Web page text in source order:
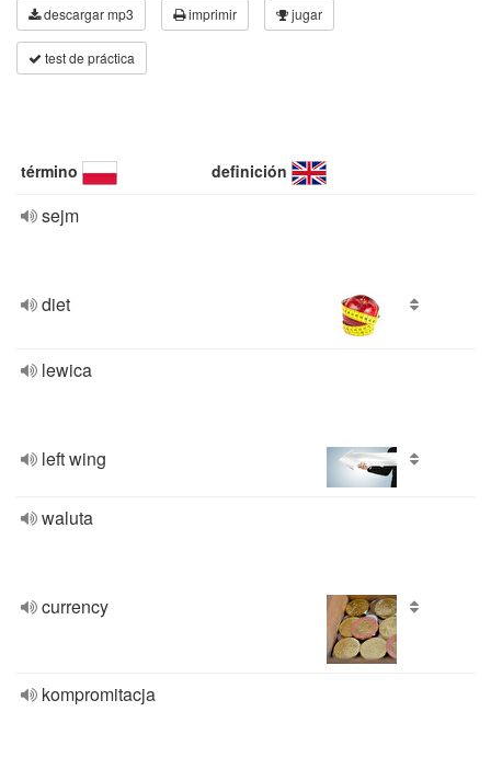
descargar mp3 imprimir jugar
test de práctica
término definición
sejm
diet
lewica
left wing
waluta
currency
kompromitacja